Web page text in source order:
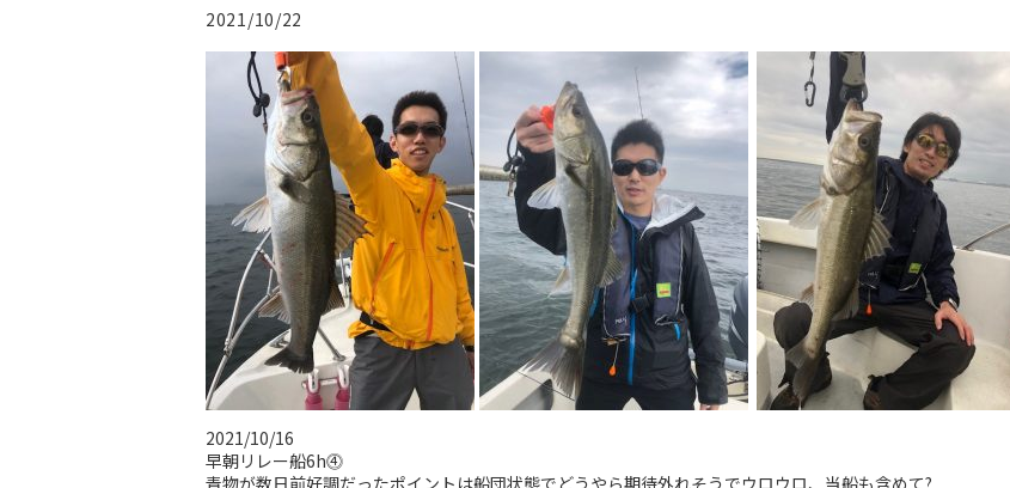
2021/10/22
2021/10/16
早朝リレー船6h⓸
青物が数日前好調だったポイントは船団状態でどうやら期待外れそうでウロウロ、当船も含めて?